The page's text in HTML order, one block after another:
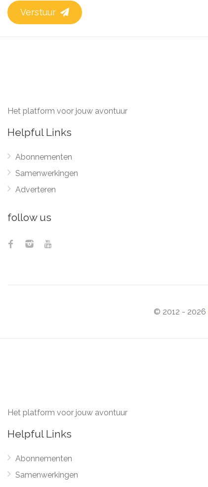
Verstuur
Het platform voor jouw avontuur
Helpful Links
Abonnementen
Samenwerkingen
Adverteren
follow us
© 2012 - 2026
Het platform voor jouw avontuur
Helpful Links
Abonnementen
Samenwerkingen